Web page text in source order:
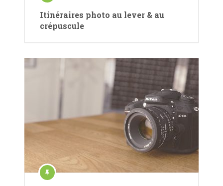
Itinéraires photo au lever & au
crépuscule